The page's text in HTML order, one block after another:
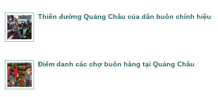
Thiên đường Quảng Châu của dân buôn chính hiệu
Điểm danh các chợ buôn hàng tại Quảng Châu